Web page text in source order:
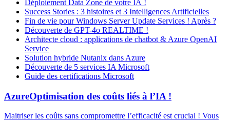
Déploiement Data Zone de votre IA !
Success Stories : 3 histoires et 3 Intelligences Artificielles
Fin de vie pour Windows Server Update Services ! Après ?
Découverte de GPT-4o REALTIME !
Architecte cloud : applications de chatbot & Azure OpenAI
Service
Solution hybride Nutanix dans Azure
Découverte de 5 services IA Microsoft
Guide des certifications Microsoft
AzureOptimisation des coûts liés à l’IA !
Maitriser les coûts sans compromettre l’efficacité est crucial ! Vous